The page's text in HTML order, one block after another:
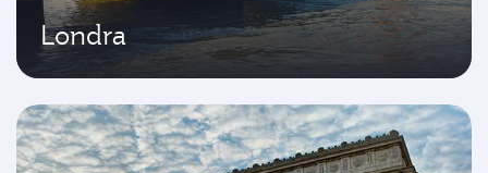
Londra